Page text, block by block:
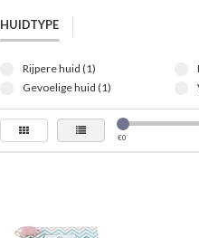
HUIDTYPE
Rijpere huid (1)
Gevoelige huid (1)
€0